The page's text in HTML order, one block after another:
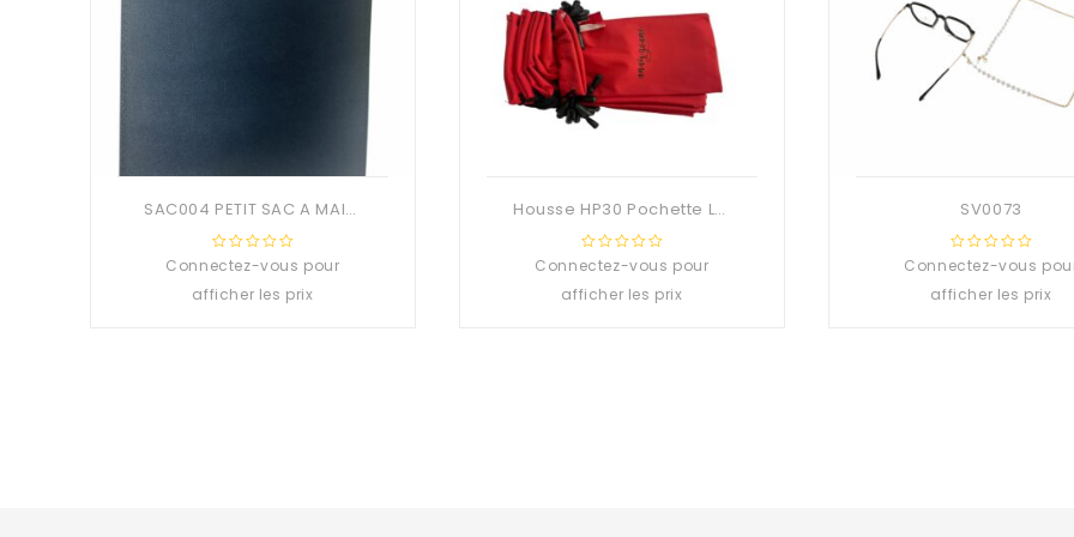
SAC004 PETIT SAC A MAIN TISSU NON-TISSU 25CM * 30CM
0
Connectez-vous pour
afficher les prix
Housse HP30 Pochette LOGO ROUGE PVC LOGO ANAIS
0
Connectez-vous pour
afficher les prix
SV0073
0
Connectez-vous
afficher les prix